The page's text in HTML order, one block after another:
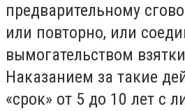
предварительному
или повторно, или
вымогательством
Наказанием за такие
«срок» от 5 до 10 лет с